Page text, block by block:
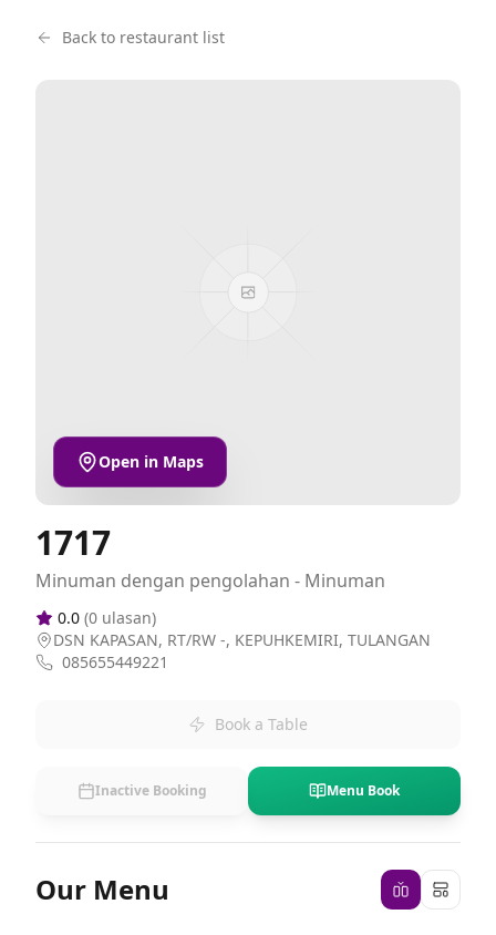
Back to restaurant list
Open in Maps
1717
Minuman dengan pengolahan - Minuman
0.0 (0 ulasan)
DSN KAPASAN, RT/RW -, KEPUHKEMIRI, TULANGAN
085655449221
Book a Table
Inactive Booking Menu Book
Our Menu